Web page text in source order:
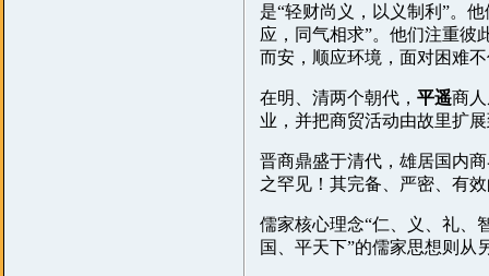
是“轻财尚义，以义制利”。
应，同气相求”。他们注重彼
而安，顺应环境，面对困难
在明、清两个朝代， 平遥商
业，并把商贸活动由故里扩
晋商鼎盛于清代，雄居国内
之罕见！其完备、严密、有
儒家核心理念“仁、义、礼、
国、平天下”的儒家思想则从